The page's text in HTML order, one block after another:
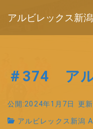
アルビレックス新
＃374 ア
公開:2024年1月7日 更
アルビレックス新潟